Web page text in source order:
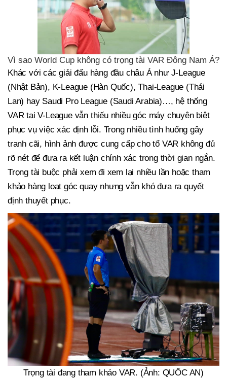
Vì sao World Cup không có trọng tài VAR Đông Nam Á?
Khác với các giải đấu hàng đầu châu Á như J-League
(Nhật Bản), K-League (Hàn Quốc), Thai-League (Thái
Lan) hay Saudi Pro League (Saudi Arabia)…, hệ thống
VAR tại V-League vẫn thiếu nhiều góc máy chuyên biệt
phục vụ việc xác định lỗi. Trong nhiều tình huống gây
tranh cãi, hình ảnh được cung cấp cho tổ VAR không đủ
rõ nét để đưa ra kết luận chính xác trong thời gian ngắn.
Trọng tài buộc phải xem đi xem lại nhiều lần hoặc tham
khảo hàng loạt góc quay nhưng vẫn khó đưa ra quyết
định thuyết phục.
Trọng tài đang tham khảo VAR. (Ảnh: QUỐC AN)